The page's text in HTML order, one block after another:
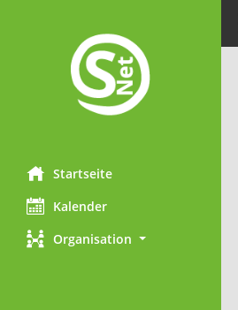
Startseite
Kalender
Organisation